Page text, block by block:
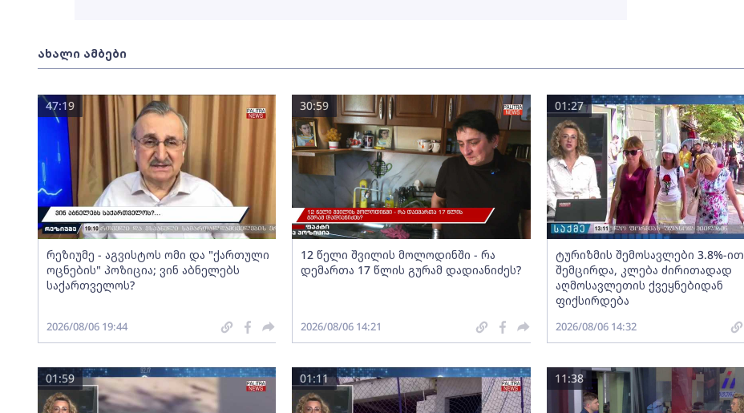
ახალი ამბები
რეზიუმე - აგვისტოს ომი და "ქართული
ოცნების" პოზიცია; ვინ აბნელებს
საქართველოს?
47:19
2026/08/06 19:44
12 წელი შვილის მოლოდინში - რა
დემართა 17 წლის გურამ დადიანიძეს?
30:59
2026/08/06 14:21
ტურიზმის შემოსავლები 3.8%-ით
შემცირდა, კლება ძირითადად
აღმოსავლეთის ქვეყნებიდან
ფიქსირდება
01:27
2026/08/06 14:32
01:59 01:11 11:38